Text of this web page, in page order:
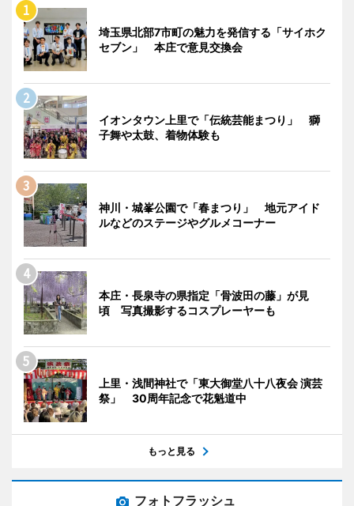
埼玉県北部7市町の魅力を発信する「サイホク
セブン」 本庄で意見交換会
イオンタウン上里で「伝統芸能まつり」 獅
子舞や太鼓、着物体験も
神川・城峯公園で「春まつり」 地元アイド
ルなどのステージやグルメコーナー
本庄・長泉寺の県指定「骨波田の藤」が見
頃 写真撮影するコスプレーヤーも
上里・浅間神社で「東大御堂八十八夜会 演芸
祭」 30周年記念で花魁道中
もっと見る
フォトフラッシュ